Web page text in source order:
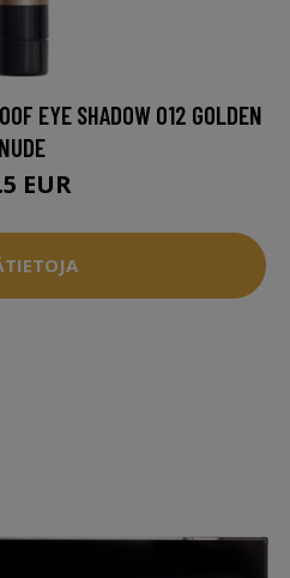
EYE SHADOW 012 GOLDEN
NUDE
EUR